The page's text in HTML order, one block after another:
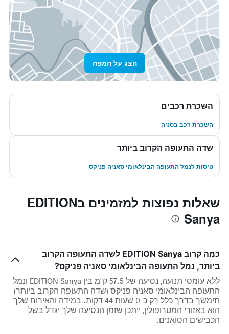
הצג על המפה
השכרת רכבים
השכרת רכב בסניה
שדה התעופה הקרוב ביותר
טיסות לנמל התעופה הבינלאומי סאניה פניקס
שאלות נפוצות למזמינים בEDITION
Sanya
כמה קרוב EDITION Sanya לשדה התעופה הקרוב
ביותר, נמל התעופה הבינלאומי סאניה פניקס?
ללא עומסי תנועה, נסיעה של 57.5 ק"מ בין EDITION Sanya ונמל
התעופה הבינלאומי סאניה פניקס (שדה התעופה הקרוב ביותר)
תימשך בדרך כלל רק כ-0 שעות 44 דקות. במידה והאירוח שלך
הוא באזורי המטרופולין, ייתכן שזמן הנסיעה שלך יגדל בשל
הכבישים הסואנים.